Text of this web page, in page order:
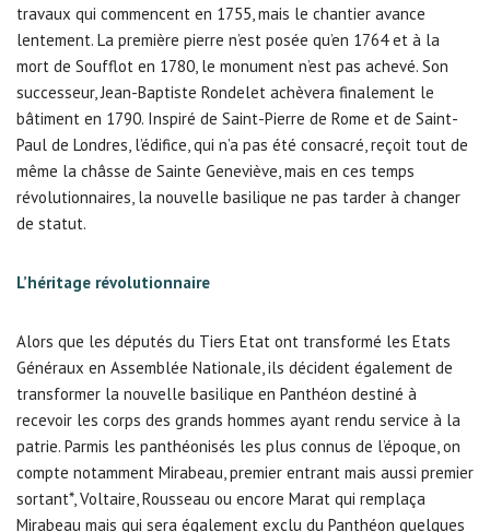
travaux qui commencent en 1755, mais le chantier avance
lentement. La première pierre n’est posée qu’en 1764 et à la
mort de Soufflot en 1780, le monument n’est pas achevé. Son
successeur, Jean-Baptiste Rondelet achèvera finalement le
bâtiment en 1790. Inspiré de Saint-Pierre de Rome et de Saint-
Paul de Londres, l’édifice, qui n’a pas été consacré, reçoit tout de
même la châsse de Sainte Geneviève, mais en ces temps
révolutionnaires, la nouvelle basilique ne pas tarder à changer
de statut.
L’héritage révolutionnaire
Alors que les députés du Tiers Etat ont transformé les Etats
Généraux en Assemblée Nationale, ils décident également de
transformer la nouvelle basilique en Panthéon destiné à
recevoir les corps des grands hommes ayant rendu service à la
patrie. Parmis les panthéonisés les plus connus de l’époque, on
compte notamment Mirabeau, premier entrant mais aussi premier
sortant*, Voltaire, Rousseau ou encore Marat qui remplaça
Mirabeau mais qui sera également exclu du Panthéon quelques